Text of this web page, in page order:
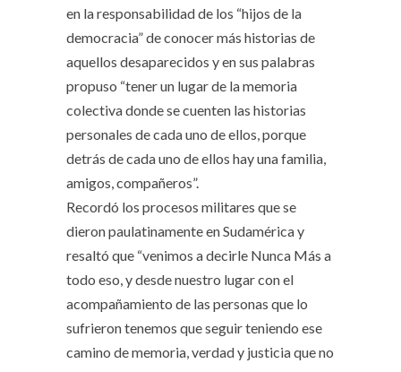
en la responsabilidad de los “hijos de la
democracia” de conocer más historias de
aquellos desaparecidos y en sus palabras
propuso “tener un lugar de la memoria
colectiva donde se cuenten las historias
personales de cada uno de ellos, porque
detrás de cada uno de ellos hay una familia,
amigos, compañeros”.
Recordó los procesos militares que se
dieron paulatinamente en Sudamérica y
resaltó que “venimos a decirle Nunca Más a
todo eso, y desde nuestro lugar con el
acompañamiento de las personas que lo
sufrieron tenemos que seguir teniendo ese
camino de memoria, verdad y justicia que no